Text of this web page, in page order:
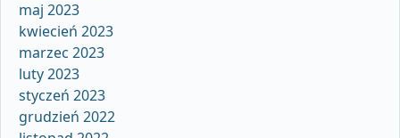
maj 2023
kwiecień 2023
marzec 2023
luty 2023
styczeń 2023
grudzień 2022